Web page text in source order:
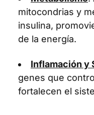
mitocondrias y
insulina,
de la energía.
Inflamación y
genes que
fortalecen el